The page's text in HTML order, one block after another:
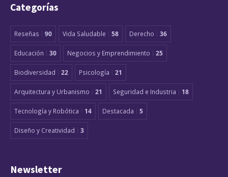
Categorías
Reseñas 90 Vida Saludable 58 Derecho 36
Educación 30 Negocios y Emprendimiento 25
Biodiversidad 22 Psicología 21
Arquitectura y Urbanismo 21 Seguridad e Industria 18
Tecnología y Robótica 14 Destacada 5
Diseño y Creatividad 3
Newsletter